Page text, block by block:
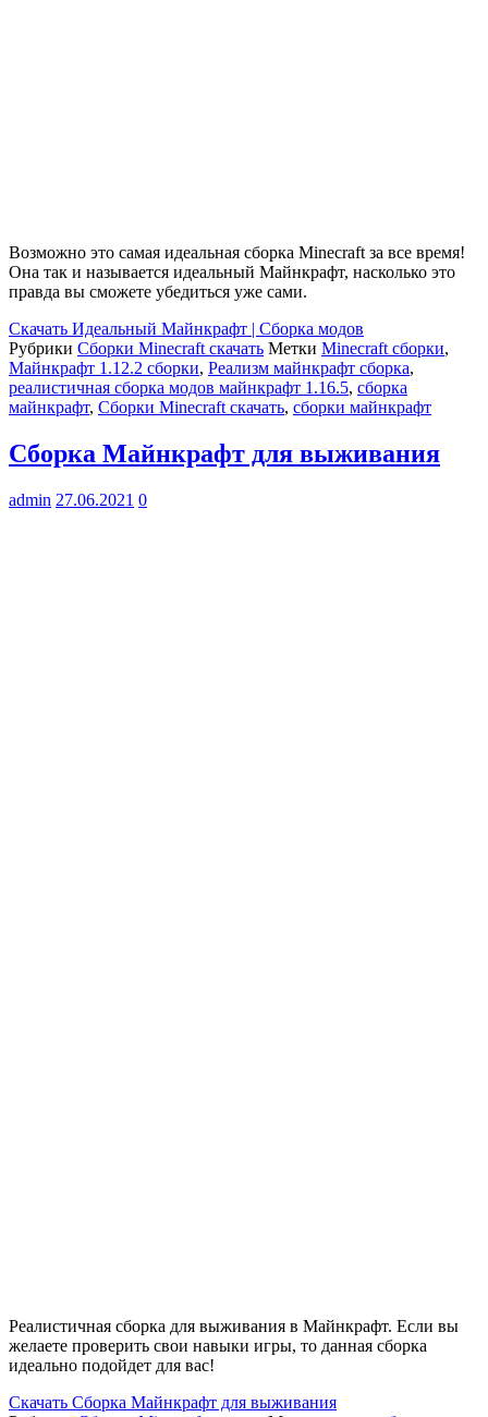
Возможно это самая идеальная сборка Minecraft за все время!
Она так и называется идеальный Майнкрафт, насколько это
правда вы сможете убедиться уже сами.
Скачать Идеальный Майнкрафт | Сборка модов
Рубрики Сборки Minecraft скачать Метки Minecraft сборки,
Майнкрафт 1.12.2 сборки, Реализм майнкрафт сборка,
реалистичная сборка модов майнкрафт 1.16.5, сборка
майнкрафт, Сборки Minecraft скачать, сборки майнкрафт
Сборка Майнкрафт для выживания
admin 27.06.2021 0
Реалистичная сборка для выживания в Майнкрафт. Если вы
желаете проверить свои навыки игры, то данная сборка
идеально подойдет для вас!
Скачать Сборка Майнкрафт для выживания